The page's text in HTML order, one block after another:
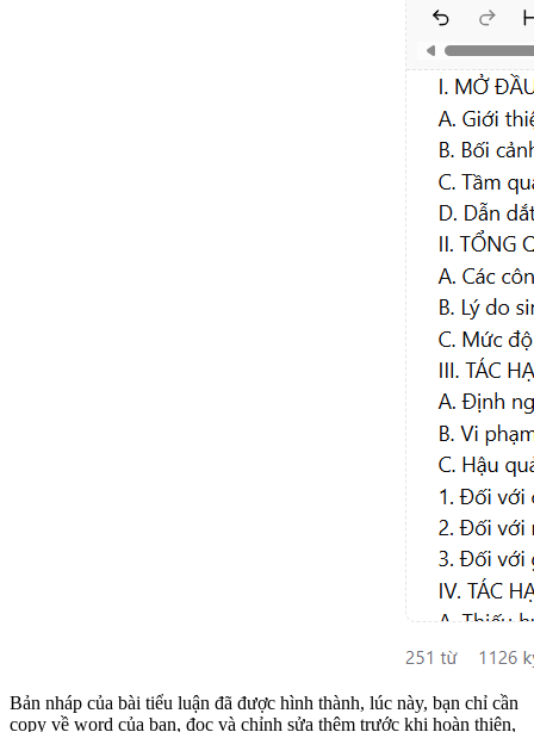
Bản nháp của bài tiểu luận đã được hình thành, lúc này, bạn chỉ cần
copy về word của bạn, đọc và chỉnh sửa thêm trước khi hoàn thiện,